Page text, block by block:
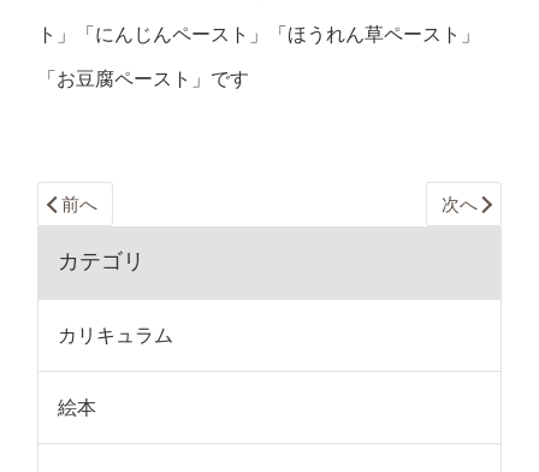
ト」「にんじんペースト」「ほうれん草ペースト」
「お豆腐ペースト」です
前へ 次へ
カテゴリ
カリキュラム
絵本